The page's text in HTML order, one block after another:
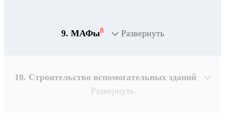
9. МАФы8 Развернуть
10. Строительство вспомогательных зданий
Развернуть